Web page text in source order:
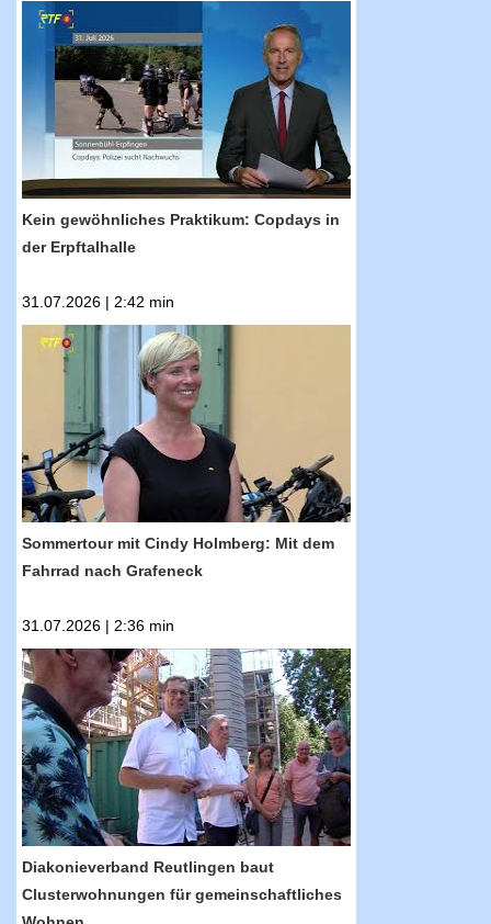
RTF.1-Nachrichten: Kein gewöhnliches
Praktikum: Copdays in der Erpftalhalle
Kein gewöhnliches Praktikum: Copdays in
der Erpftalhalle
31.07.2026 | 2:42 min
RTF.1-Nachrichten: Sommertour mit Cindy
Holmberg: Mit dem Fahrrad nach Grafeneck
Sommertour mit Cindy Holmberg: Mit dem
Fahrrad nach Grafeneck
31.07.2026 | 2:36 min
RTF.1-Nachrichten: Diakonieverband
Reutlingen baut Clusterwohnungen für
gemeinschaftliches Wohnen
Diakonieverband Reutlingen baut
Clusterwohnungen für gemeinschaftliches